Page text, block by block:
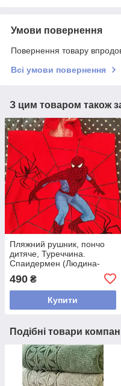
Умови повернення
Повернення товару
Всі умови повернення
З цим товаром також
Пляжний рушник, пончо
дитяче, Туреччина.
Спаидермен (Людина-
490 ₴
Купити
Подібні товари